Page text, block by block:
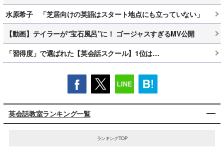
水原希子 「芝居向けの英語はスタート地点にも立っていない」
【動画】テイラーが“宝石風呂”に！ ゴージャスすぎるMV公開
「習得度」で選ばれた【英会話スクール】1位は…
英会話教室ランキング一覧
ランキングTOP